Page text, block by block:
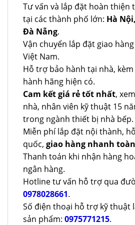
Tư vấn và lắp đặt hoàn thiện
tại các thành phố lớn: Hà
Đà Nẵng.
Vận chuyển lắp đặt giao
Việt Nam.
Hỗ trợ bảo hành tại nhà,
hành hãng hiện có.
Cam kết giá rẻ tốt nhất,
nhà, nhân viên kỹ thuật 15
trong ngành thiết bị nhà bếp.
Miễn phí lắp đặt nội thành,
quốc, giao hàng nhanh
Thanh toán khi nhận hàng
ngân hàng.
Hotline tư vấn hỗ trợ qua
0978028661.
Số điện thoại hỗ trợ kỹ thuật
sản phẩm: 0975771215.